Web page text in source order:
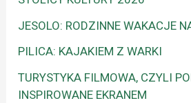
JESOLO: RODZINNE WAKACJE
PILICA: KAJAKIEM Z WARKI
TURYSTYKA FILMOWA, CZYLI
INSPIROWANE EKRANEM